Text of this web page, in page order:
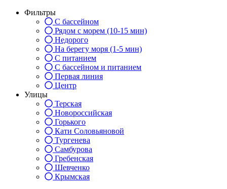
Фильтры
С бассейном
Рядом с морем (10-15 мин)
Недорого
На берегу моря (1-5 мин)
С питанием
С бассейном и питанием
Первая линия
Центр
Улицы
Терская
Новороссийская
Горького
Кати Соловьяновой
Тургенева
Самбурова
Гребенская
Шевченко
Крымская